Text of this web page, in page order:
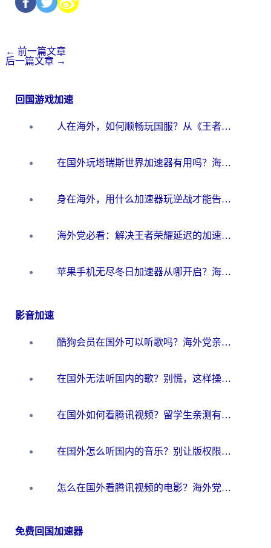
← 前一篇文章
后一篇文章 →
回国游戏加速
人在海外，如何顺畅玩国服？从《王者荣耀》到《云图计划》的加速器终极指南
在国外玩塔瑞斯世界加速器有用吗？海外玩家亲测后的真实答案
身在海外，用什么加速器玩逆战才能告别延迟？
海外党必看：解决王者荣耀延迟的加速器终极指南——从EVE到猫和老鼠，一个工具全搞定
苹果手机无尽冬日加速器从哪开启？海外玩家的冬日生存指南
影音加速
酷狗会员在国外可以听歌吗？海外党亲测有效：3步解决音乐权限难题
在国外无法听国内的歌？别慌，这样操作就能畅听QQ音乐（附亲测加速器推荐）
在国外如何看腾讯视频？留学生亲测有效的回国加速方案
在国外怎么听国内的音乐？别让版权限制断了你的华语歌单
怎么在国外看腾讯视频的电影？海外党亲测有效的回国加速指南
免费回国加速器